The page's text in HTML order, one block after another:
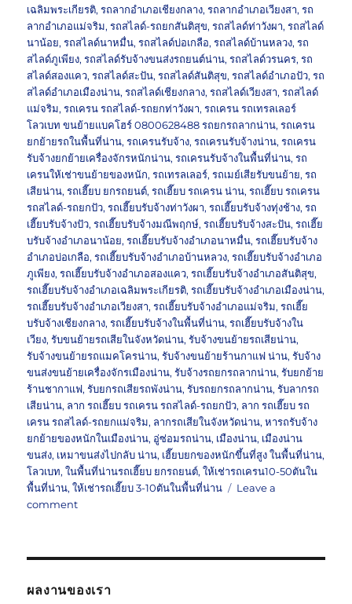
เฉลิมพระเกียรติ,รถลากอำเภอเชียงกลาง,รถลากอำเภอเวียงสา,รถ
ลากอำเภอแม่จริม,รถสไลด์-รถยกสันติสุข,รถสไลด์ท่าวังผา,รถสไลด์
นาน้อย,รถสไลด์นาหมื่น,รถสไลด์บ่อเกลือ,รถสไลด์บ้านหลวง,รถ
สไลด์ภูเพียง,รถสไลด์รับจ้างขนส่งรถยนต์น่าน,รถสไลด์วรนคร,รถ
สไลด์สองแคว,รถสไลด์สะปัน,รถสไลด์สันติสุข,รถสไลด์อำเภอปัว,รถ
สไลด์อำเภอเมืองน่าน,รถสไลด์เชียงกลาง,รถสไลด์เวียงสา,รถสไลด์
แม่จริม,รถเครน รถสไลด์-รถยกท่าวังผา,รถเครน รถเทรลเลอร์
โลวเบท ขนย้ายแบคโฮร์ 0800628488 รถยกรถลากน่าน,รถเครน
ยกย้ายรถในพื้นที่น่าน,รถเครนรับจ้าง,รถเครนรับจ้างน่าน,รถเครน
รับจ้างยกย้ายเครื่องจักรหนักน่าน,รถเครนรับจ้างในพื้นที่น่าน,รถ
เครนให้เช่าขนย้ายของหนัก,รถเทรลเลอร์,รถเมย์เสียรับขนย้าย,รถ
เสียน่าน,รถเฮี๊ยบ ยกรถยนต์,รถเฮี๊ยบ รถเครน น่าน,รถเฮี๊ยบ รถเครน
รถสไลด์-รถยกปัว,รถเฮี๊ยบรับจ้างท่าวังผา,รถเฮี๊ยบรับจ้างทุ่งช้าง,รถ
เฮี๊ยบรับจ้างปัว,รถเฮี๊ยบรับจ้างมณีพฤกษ์,รถเฮี๊ยบรับจ้างสะปัน,รถเฮี๊ย
บรับจ้างอำเภอนาน้อย,รถเฮี๊ยบรับจ้างอำเภอนาหมื่น,รถเฮี๊ยบรับจ้าง
อำเภอบ่อเกลือ,รถเฮี๊ยบรับจ้างอำเภอบ้านหลวง,รถเฮี๊ยบรับจ้างอำเภอ
ภูเพียง,รถเฮี๊ยบรับจ้างอำเภอสองแคว,รถเฮี๊ยบรับจ้างอำเภอสันติสุข,
รถเฮี๊ยบรับจ้างอำเภอเฉลิมพระเกียรติ,รถเฮี๊ยบรับจ้างอำเภอเมืองน่าน,
รถเฮี๊ยบรับจ้างอำเภอเวียงสา,รถเฮี๊ยบรับจ้างอำเภอแม่จริม,รถเฮี๊ย
บรับจ้างเชียงกลาง,รถเฮี๊ยบรับจ้างในพื้นที่น่าน,รถเฮี๊ยบรับจ้างใน
เวียง,รับขนย้ายรถเสียในจังหวัดน่าน,รับจ้างขนย้ายรถเสียน่าน,
รับจ้างขนย้ายรถแมคโครน่าน,รับจ้างขนย้ายร้านกาแฟ น่าน,รับจ้าง
ขนส่งขนย้ายเครื่องจักรเมืองน่าน,รับจ้างรถยกรถลากน่าน,รับยกย้าย
ร้านชากาแฟ,รับยกรถเสียรถพังน่าน,รับรถยกรถลากน่าน,รับลากรถ
เสียน่าน, ลาก รถเฮี๊ยบ รถเครน รถสไลด์-รถยกปัว, ลาก รถเฮี๊ยบ รถ
เครน รถสไลด์-รถยกแม่จริม, ลากรถเสียในจังหวัดน่าน,หารถรับจ้าง
ยกย้ายของหนักในเมืองน่าน, อู่ซ่อมรถน่าน, เมืองน่าน, เมืองน่าน
ขนส่ง, เหมาขนส่งไปกลับ น่าน, เฮี๊ยบยกของหนักขึ้นที่สูง ในพื้นที่น่าน,
โลวเบท,ในพื้นที่น่านรถเฮี๊ยบ ยกรถยนต์,ให้เช่ารถเครน10-50ตันใน
พื้นที่น่าน,ให้เช่ารถเฮี๊ยบ 3-10ตันในพื้นที่น่าน
Leave a
commenton
รถ
ผลงานของเรา